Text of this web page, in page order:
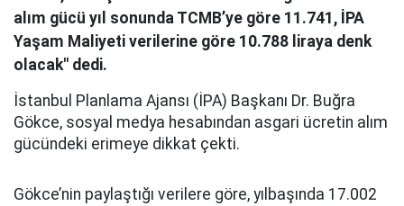
alım gücü yıl sonunda TCMB’ye göre 11.741, İPA
Yaşam Maliyeti verilerine göre 10.788 liraya denk
olacak" dedi.
İstanbul Planlama Ajansı (İPA) Başkanı Dr. Buğra
Gökce, sosyal medya hesabından asgari ücretin alım
gücündeki erimeye dikkat çekti.
Gökce’nin paylaştığı verilere göre, yılbaşında 17.002